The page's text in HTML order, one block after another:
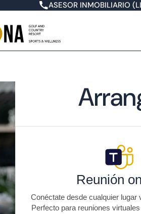
ASESOR INMOBILIARIO
Reunión
Conéctate desde cualquier lugar
Perfecto para reuniones